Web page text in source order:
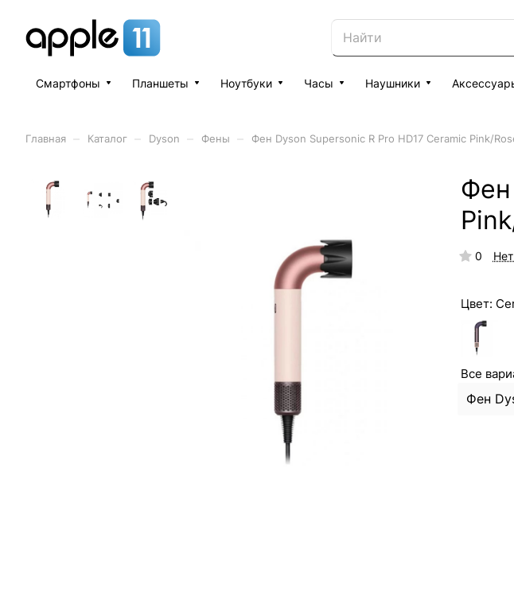
Смартфоны Планшеты Ноутбуки Часы Наушники
Главная Каталог Dyson Фены Фен Dyson Supersonic R Pro HD17 Ceramic Pink/
Фен
0
Цвет:
Все